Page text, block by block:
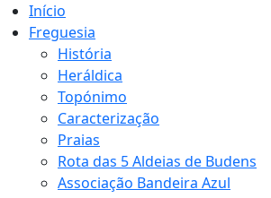
Início
Freguesia
História
Heráldica
Topónimo
Caracterização
Praias
Rota das 5 Aldeias de Budens
Associação Bandeira Azul